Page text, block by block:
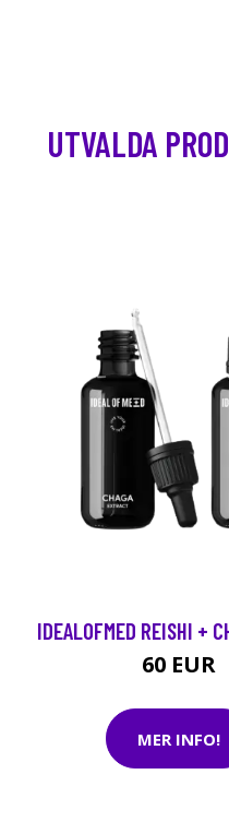
UTVALDA
IDEALOFMED REISHI +
60 EUR
MER INFO!